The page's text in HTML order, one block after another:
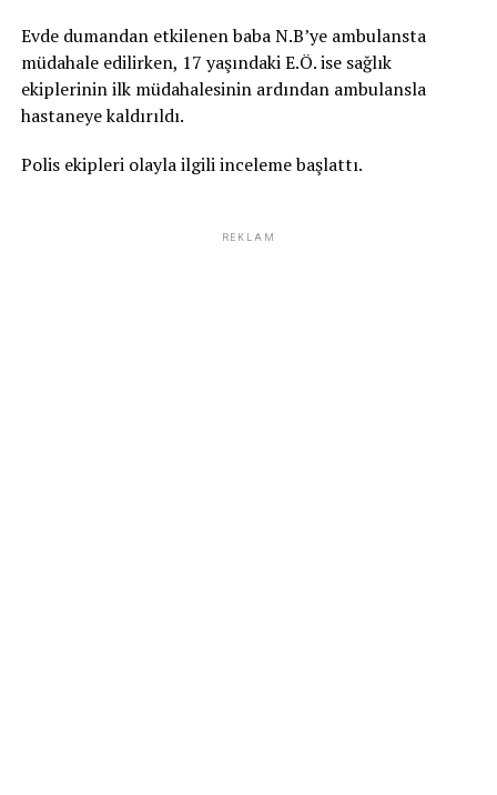
Evde dumandan etkilenen baba N.B’ye ambulansta
müdahale edilirken, 17 yaşındaki E.Ö. ise sağlık
ekiplerinin ilk müdahalesinin ardından ambulansla
hastaneye kaldırıldı.
Polis ekipleri olayla ilgili inceleme başlattı.
REKLAM